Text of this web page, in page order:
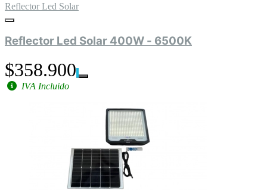
Reflector Led Solar
Reflector Led Solar 400W - 6500K
$358.900
IVA Incluido